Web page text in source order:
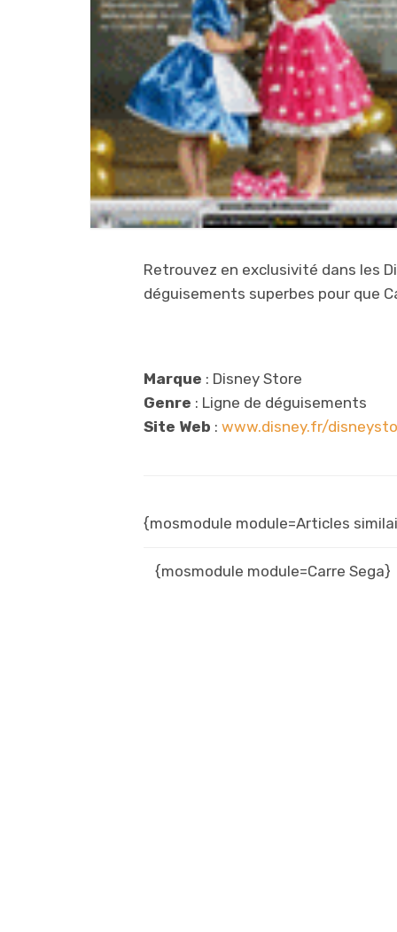
Retrouvez en exclusivité dans les
déguisements superbes pour que
Marque : Disney Store
Genre : Ligne de déguisements
Site Web : www.disney.fr/
{mosmodule module=Articles
{mosmodule module=Carre Sega}